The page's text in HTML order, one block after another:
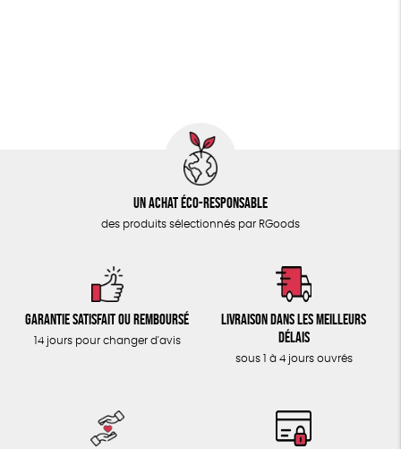
Un achat éco-responsable
des produits sélectionnés par RGoods
Garantie satisfait ou remboursé
14 jours pour changer d'avis
Livraison dans les meilleurs
délais
sous 1 à 4 jours ouvrés